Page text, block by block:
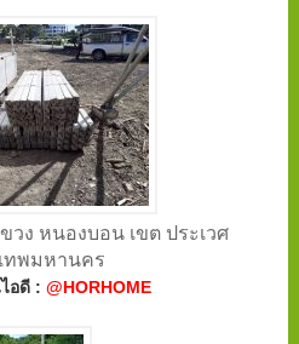
วง หนองบอน เขต ประเวศ
ทพมหานคร
ไอดี :@HORHOME